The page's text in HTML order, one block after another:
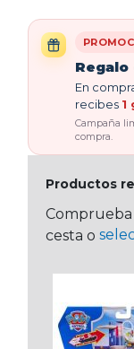
Regalo
En
recibes 1
Campaña
compra.
Productos
Comprueba
cesta o